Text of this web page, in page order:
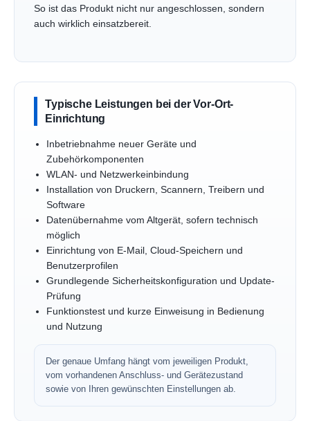
So ist das Produkt nicht nur angeschlossen, sondern
auch wirklich einsatzbereit.
Typische Leistungen bei der Vor-Ort-
Einrichtung
Inbetriebnahme neuer Geräte und
Zubehörkomponenten
WLAN- und Netzwerkeinbindung
Installation von Druckern, Scannern, Treibern und
Software
Datenübernahme vom Altgerät, sofern technisch
möglich
Einrichtung von E-Mail, Cloud-Speichern und
Benutzerprofilen
Grundlegende Sicherheitskonfiguration und Update-
Prüfung
Funktionstest und kurze Einweisung in Bedienung
und Nutzung
Der genaue Umfang hängt vom jeweiligen Produkt,
vom vorhandenen Anschluss- und Gerätezustand
sowie von Ihren gewünschten Einstellungen ab.